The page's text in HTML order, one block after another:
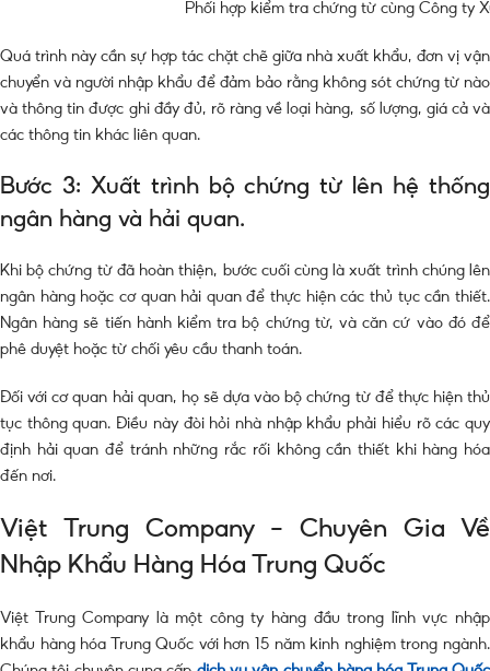
Phối hợp kiểm tra chứng từ cùng Công ty
Quá trình này cần sự hợp tác chặt chẽ giữa nhà xuất khẩu, đơn vị vận
chuyển và người nhập khẩu để đảm bảo rằng không sót chứng từ nào
và thông tin được ghi đầy đủ, rõ ràng về loại hàng, số lượng, giá cả và
các thông tin khác liên quan.
Bước 3: Xuất trình bộ chứng từ lên hệ thống
ngân hàng và hải quan.
Khi bộ chứng từ đã hoàn thiện, bước cuối cùng là xuất trình chúng lên
ngân hàng hoặc cơ quan hải quan để thực hiện các thủ tục cần thiết.
Ngân hàng sẽ tiến hành kiểm tra bộ chứng từ, và căn cứ vào đó để
phê duyệt hoặc từ chối yêu cầu thanh toán.
Đối với cơ quan hải quan, họ sẽ dựa vào bộ chứng từ để thực hiện thủ
tục thông quan. Điều này đòi hỏi nhà nhập khẩu phải hiểu rõ các quy
định hải quan để tránh những rắc rối không cần thiết khi hàng hóa
đến nơi.
Việt Trung Company – Chuyên Gia Về
Nhập Khẩu Hàng Hóa Trung Quốc
Việt Trung Company là một công ty hàng đầu trong lĩnh vực nhập
khẩu hàng hóa Trung Quốc với hơn 15 năm kinh nghiệm trong ngành.